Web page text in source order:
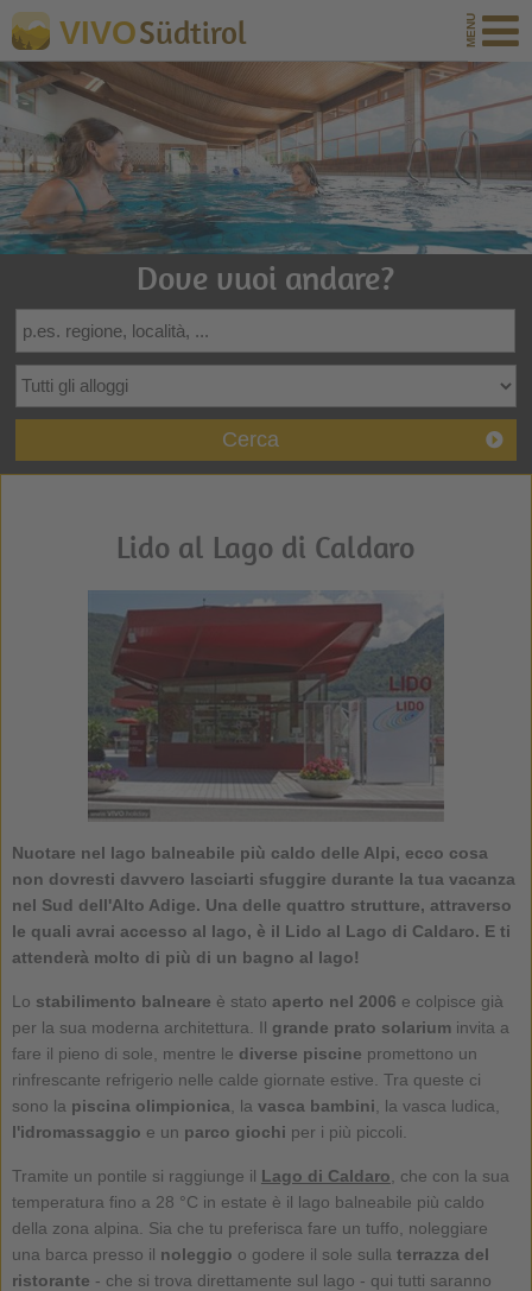
VIVOSüdtirol
Dove vuoi andare?
Cerca
Lido al Lago di Caldaro
Nuotare nel lago balneabile più caldo delle Alpi, ecco cosa
non dovresti davvero lasciarti sfuggire durante la tua vacanza
nel Sud dell'Alto Adige. Una delle quattro strutture, attraverso
le quali avrai accesso al lago, è il Lido al Lago di Caldaro. E ti
attenderà molto di più di un bagno al lago!
Lo stabilimento balneare è stato aperto nel 2006 e colpisce già
per la sua moderna architettura. Il grande prato solariuminvita a
fare il pieno di sole, mentre le diverse piscine promettono un
rinfrescante refrigerio nelle calde giornate estive. Tra queste ci
sono la piscina olimpionica , la vasca bambini , la vasca ludica,
l'idromassaggio e un parco giochi per i più piccoli.
Tramite un pontile si raggiunge il Lago di Caldaro , che con la sua
temperatura fino a 28 °C in estate è il lago balneabile più caldo
della zona alpina. Sia che tu preferisca fare un tuffo, noleggiare
una barca presso il noleggio o godere il sole sulla terrazza del
ristorante - che si trova direttamente sul lago - qui tutti saranno